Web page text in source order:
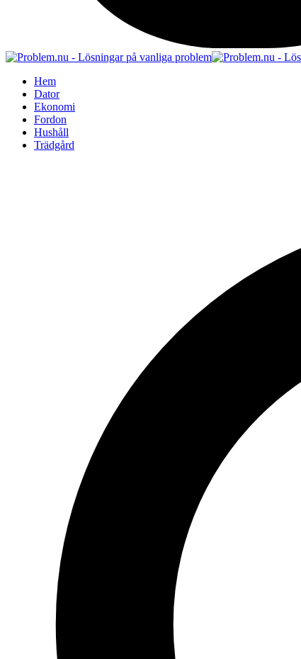
Hem
Dator
Ekonomi
Fordon
Hushåll
Trädgård